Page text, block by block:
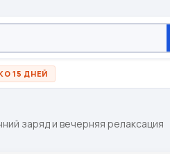
15 ДНЕЙ
заряд и вечерняя релаксация